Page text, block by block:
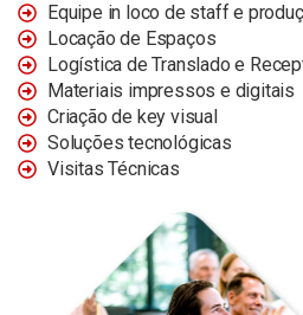
Equipe in loco de staff e
Locação de Espaços
Logística de Translado e
Materiais impressos e digitais
Criação de key visual
Soluções tecnológicas
Visitas Técnicas